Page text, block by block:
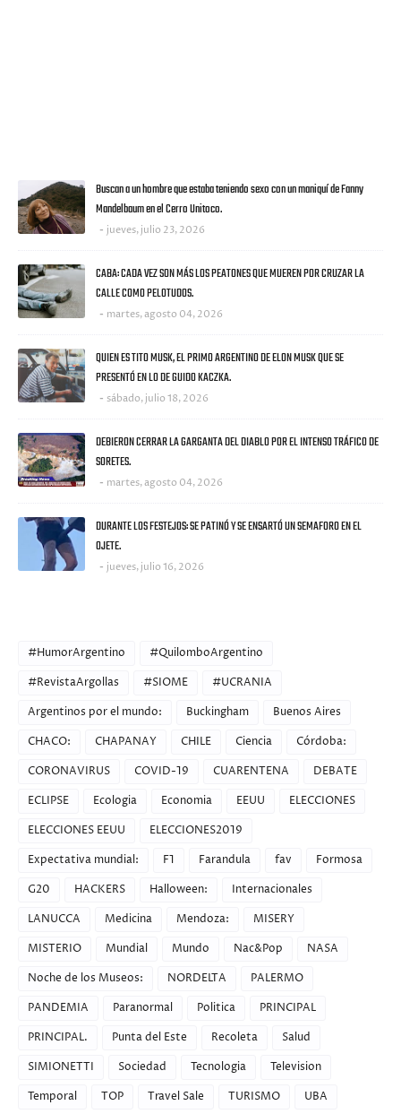
Buscan a un hombre que estaba teniendo sexo con un maniquí de Fanny
Mandelbaum en el Cerro Unitoco.
jueves, julio 23, 2026
CABA: CADA VEZ SON MÁS LOS PEATONES QUE MUEREN POR CRUZAR LA
CALLE COMO PELOTUDOS.
martes, agosto 04, 2026
QUIEN ES TITO MUSK, EL PRIMO ARGENTINO DE ELON MUSK QUE SE
PRESENTÓ EN LO DE GUIDO KACZKA.
sábado, julio 18, 2026
DEBIERON CERRAR LA GARGANTA DEL DIABLO POR EL INTENSO TRÁFICO DE
SORETES.
martes, agosto 04, 2026
DURANTE LOS FESTEJOS: SE PATINÓ Y SE ENSARTÓ UN SEMAFORO EN EL
OJETE.
jueves, julio 16, 2026
#HumorArgentino
#QuilomboArgentino
#RevistaArgollas
#SIOME
#UCRANIA
Argentinos por el mundo:
Buckingham
Buenos Aires
CHACO:
CHAPANAY CHILE Ciencia
Córdoba:
CORONAVIRUS
COVID-19 CUARENTENA
DEBATE
ECLIPSE
Ecologia Economia EEUU
ELECCIONES
ELECCIONES EEUU
ELECCIONES2019
Expectativa mundial:
F1 Farandula fav
Formosa
G20
HACKERS Halloween:
Internacionales
LANUCCA
Medicina Mendoza:
MISERY
MISTERIO
Mundial Mundo Nac&Pop
NASA
Noche de los Museos:
NORDELTA
PALERMO
PANDEMIA
Paranormal Politica
PRINCIPAL
PRINCIPAL.
Punta del Este Recoleta
Salud
SIMIONETTI
Sociedad Tecnologia
Television
Temporal
TOP Travel Sale TURISMO UBA